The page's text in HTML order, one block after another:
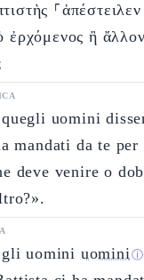
ἐρχόμενος ἢ ἄλλον
uomini
mandati da te per
deve venire o
uomini uominiⓘ